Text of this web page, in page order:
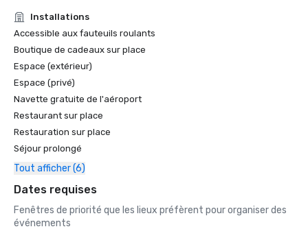
Installations
Accessible aux fauteuils roulants
Boutique de cadeaux sur place
Espace (extérieur)
Espace (privé)
Navette gratuite de l'aéroport
Restaurant sur place
Restauration sur place
Séjour prolongé
Tout afficher (6)
Dates requises
Fenêtres de priorité que les lieux préfèrent pour organiser des
événements